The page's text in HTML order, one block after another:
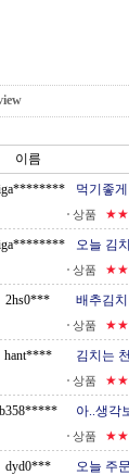
이름
먹기좋
상품
오늘 김
상품
2hs0***
배추김
상품
hant****
김치는
상품
아..생각
상품
dyd0***
오늘 주